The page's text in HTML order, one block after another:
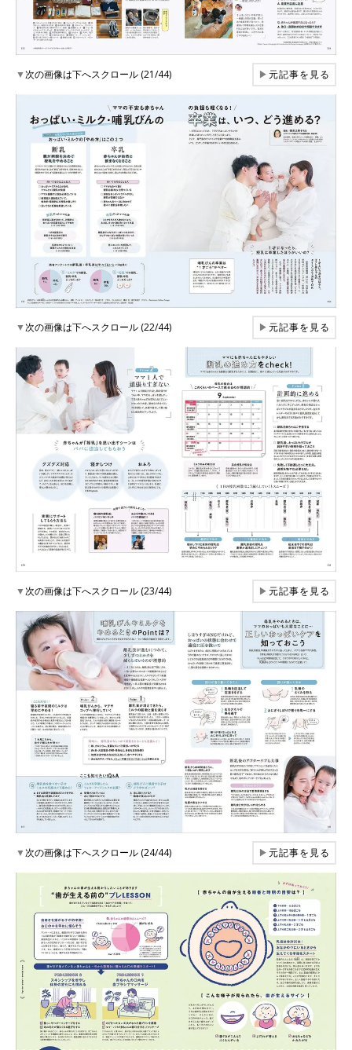
▼次の画像は下へスクロール (21/44) ▶元記事を見る
▼次の画像は下へスクロール (22/44) ▶元記事を見る
▼次の画像は下へスクロール (23/44) ▶元記事を見る
▼次の画像は下へスクロール (24/44) ▶元記事を見る